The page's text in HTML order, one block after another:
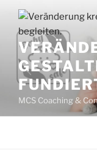
Zum
Inhalt
springen
MCS Coaching &